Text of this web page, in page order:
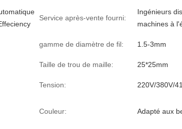
Service après-vente fourni:
Ingénieurs
machines à
gamme de diamètre de fil: 1.5-3mm
Taille de trou de maille: 25*25mm
Tension: 220V/380V/
Couleur: Adapté aux